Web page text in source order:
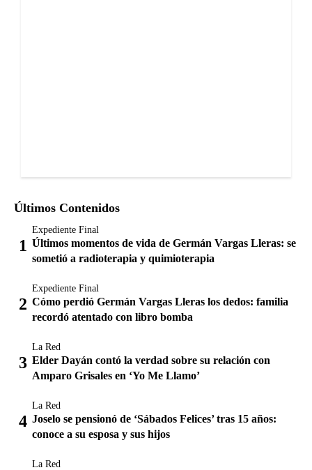
Últimos Contenidos
Expediente Final
Últimos momentos de vida de Germán Vargas Lleras: se
sometió a radioterapia y quimioterapia
Expediente Final
Cómo perdió Germán Vargas Lleras los dedos: familia
recordó atentado con libro bomba
La Red
Elder Dayán contó la verdad sobre su relación con
Amparo Grisales en ‘Yo Me Llamo’
La Red
Joselo se pensionó de ‘Sábados Felices’ tras 15 años:
conoce a su esposa y sus hijos
La Red